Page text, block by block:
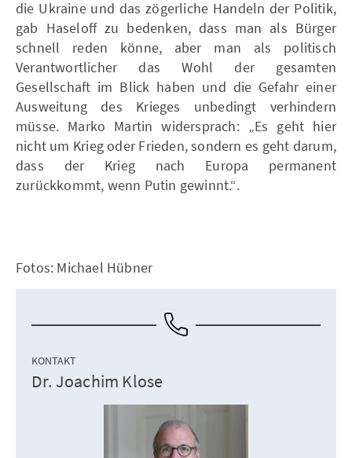
die Ukraine und das zögerliche Handeln der Politik,
gab Haseloff zu bedenken, dass man als Bürger
schnell reden könne, aber man als politisch
Verantwortlicher das Wohl der gesamten
Gesellschaft im Blick haben und die Gefahr einer
Ausweitung des Krieges unbedingt verhindern
müsse. Marko Martin widersprach: „Es geht hier
nicht um Krieg oder Frieden, sondern es geht darum,
dass der Krieg nach Europa permanent
zurückkommt, wenn Putin gewinnt.“.
Fotos: Michael Hübner
KONTAKT
Dr. Joachim Klose